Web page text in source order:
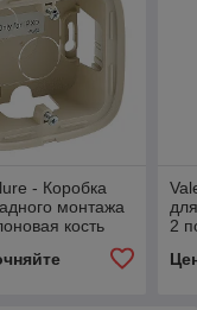
- Коробка
монтажа
кость
2